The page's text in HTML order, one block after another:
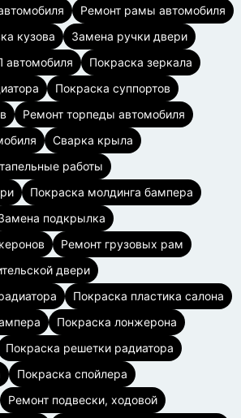
Ремонт рамы автомобиля
кузова
Замена ручки двери
автомобиля
Покраска зеркала
Покраска суппортов
Ремонт торпеды автомобиля
Сварка крыла
работы
Покраска молдинга бампера
подкрылка
Ремонт грузовых рам
двери
Покраска пластика салона
Покраска лонжерона
Покраска решетки радиатора
Покраска спойлера
Ремонт подвески, ходовой